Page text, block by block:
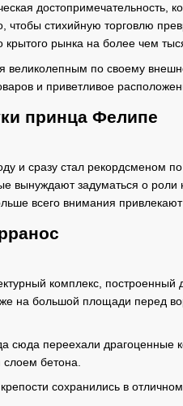
достопримечательность,
чтобы стихийную торговлю
крытого рынка на более чем
великолепным по своему
и приветливое
принца Фелипе
и сразу стал рекордсменом
вынуждают задуматься о
всего внимания привлекают
комплекс,
на большой площади перед
сюда переехали драгоценные
бетона.
сохранились в